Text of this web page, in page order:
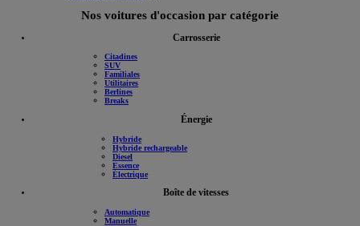
Nos voitures d'occasion par catégorie
Carrosserie
Citadines
SUV
Familiales
Utilitaires
Berlines
Breaks
Énergie
Hybride
Hybride rechargeable
Diesel
Essence
Électrique
Boîte de vitesses
Automatique
Manuelle